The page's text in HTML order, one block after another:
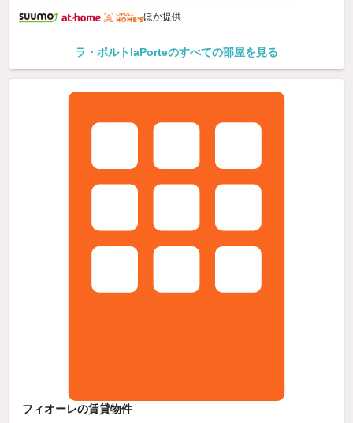
ほか提供
ラ・ポルトlaPorteのすべての部屋を見る
フィオーレの賃貸物件